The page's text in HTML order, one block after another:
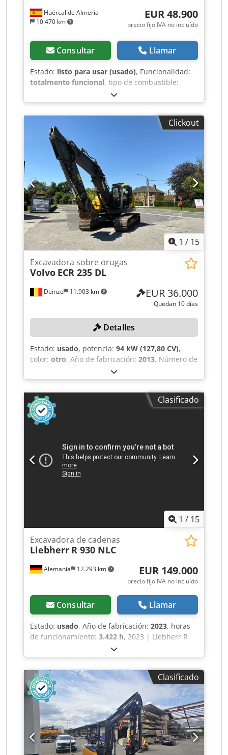
Huércal de Almería
10.470 km
EUR 48.900
precio fijo IVA no incluído
Consultar Llamar
Estado: listo para usar (usado), Funcionalidad:
totalmente funcional, tipo de combustible:
, peso total:
estado de la cadena:100 %, número de asientos:
1, tipo de mástil:Mono, Año de fabricación:
, horas de funcionamiento: 4.805 h
Equipamiento:
ruido, faros adicionales, hidráulica de martillos,
ordenador de a bordo, orugas de caucho
Excavadora de cadenas de goma Hitachi
ZX85USB85-6 4.805 horas 1 cazo Cuchilla
delantera Muy buen estado general Lista para
usar. Csdszta Uljpfx Aciorf Más info en la web de
Almerisan
Clickout
1 / 15
Deinze 11.903 km
Excavadora sobre orugas
Volvo ECR 235 DL
EUR 36.000
Quedan 10 días
Detalles
Estado: usado, potencia: 94 kW (127,80 CV),
color: otro, Año de fabricación: 2013, Número de
cilindros: 6 Ancho: 80 cm Ancho de las orugas: 8
cm Número de serie: E00210468 Motor: Volvo D6
H Número de cilindros: 6 cilindros Potencia del
motor: 128 kW Cedpfx Ajzrv U Eocierf
Profundidad de excavación: 6,71 m Alcance
máximo: 10,1 m Fuerza de arranque: 142 kN
129 kW Cumple con la normativa CE: sí Ancho de
las cadenas: 800 mm Estado: Signos de uso,
mensaje de error del motor.
Clasificado
1 / 15
Alemania 12.293 km
Excavadora de cadenas
Liebherr R 930 NLC
EUR 149.000
precio fijo IVA no incluído
Consultar Llamar
Estado: usado, Año de fabricación: 2023, horas
de funcionamiento: 3.422 h, 2023 | Liebherr R
930 NLC | Excavadora de oruga usada | 3422
horas Crsdpfozrnxpsx Acief 📍Ubicación:
Alemania 🚛 Entrega disponible a su destino:
¡Utilice nuestra calculadora de envío para
estimar los costos de transporte! 💰 Compre
ahora por 149 000 EUR o haga una oferta. Pago
al momento de la entrega disponible por una
tarifa asequible (sujeto a aprobación)* 👷‍♂️
Inspeccionada por un experto independiente 65
puntos de inspección, 64 aprobados ✅, 0 con
Clasificado